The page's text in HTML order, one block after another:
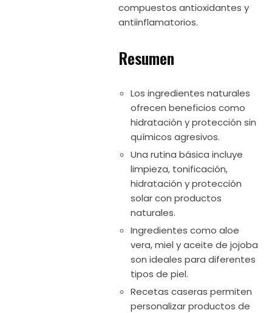
compuestos antioxidantes y
antiinflamatorios.
Resumen
Los ingredientes naturales
ofrecen beneficios como
hidratación y protección sin
químicos agresivos.
Una rutina básica incluye
limpieza, tonificación,
hidratación y protección
solar con productos
naturales.
Ingredientes como aloe
vera, miel y aceite de jojoba
son ideales para diferentes
tipos de piel.
Recetas caseras permiten
personalizar productos de